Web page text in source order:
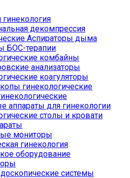
декомпрессия
Аспираторы дыма
БОС-терапии
комбайны
анализаторы
коагуляторы
гинекологические
аппараты для гинекологии
столы и кровати
мониторы
гинекология
оборудование
системы